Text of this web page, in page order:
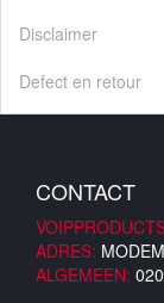
Disclaimer
Defect en retour
CONTACT
ADRES:
ALGEMEEN: